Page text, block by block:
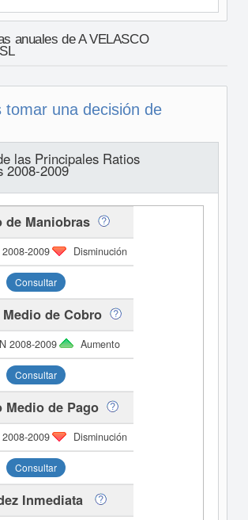
anuales de A VELASCO
tomar una decisión de
las Principales Ratios
2008-2009
de Maniobras
Disminución
Consultar
de Cobro
Aumento
Consultar
Medio de Pago
Disminución
Consultar
Inmediata